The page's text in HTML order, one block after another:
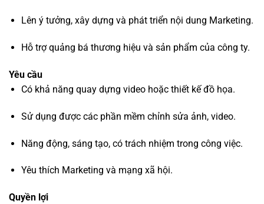
Lên ý tưởng, xây dựng và phát triển nội dung Marketing.
Hỗ trợ quảng bá thương hiệu và sản phẩm của công ty.
Yêu cầu
Có khả năng quay dựng video hoặc thiết kế đồ họa.
Sử dụng được các phần mềm chỉnh sửa ảnh, video.
Năng động, sáng tạo, có trách nhiệm trong công việc.
Yêu thích Marketing và mạng xã hội.
Quyền lợi